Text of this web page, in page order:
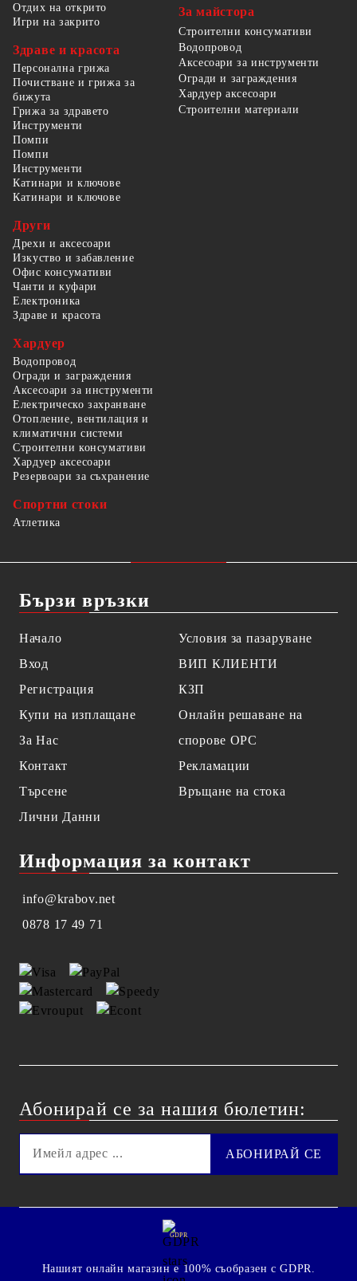
Отдих на открито
Игри на закрито
Здраве и красота
Персонална грижа
Почистване и грижа за
бижута
Грижа за здравето
За майстора
Строителни консумативи
Водопровод
Аксесоари за инструменти
Огради и заграждения
Хардуер аксесоари
Строителни материали
Инструменти
Помпи
Помпи
Инструменти
Катинари и ключове
Катинари и ключове
Други
Дрехи и аксесоари
Изкуство и забавление
Офис консумативи
Чанти и куфари
Електроника
Здраве и красота
Хардуер
Водопровод
Огради и заграждения
Аксесоари за инструменти
Електрическо захранване
Отопление, вентилация и
климатични системи
Строителни консумативи
Хардуер аксесоари
Резервоари за съхранение
Спортни стоки
Атлетика
Бързи връзки
Начало
Вход
Регистрация
Купи на изплащане
За Нас
Контакт
Търсене
Лични Данни
Условия за пазаруване
ВИП КЛИЕНТИ
КЗП
Онлайн решаване на
спорове OPC
Рекламации
Връщане на стока
Информация за контакт
info@krabov.net
0878 17 49 71
Абонирай се за нашия бюлетин:
GDPR
Нашият онлайн магазин е 100% съобразен с GDPR.